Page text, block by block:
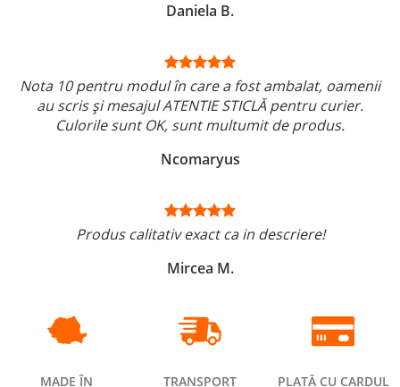
Daniela B.
Nota 10 pentru modul în care a fost ambalat, oamenii
au scris și mesajul ATENTIE STICLĂ pentru curier.
Culorile sunt OK, sunt multumit de produs.
Ncomaryus
Produs calitativ exact ca in descriere!
Mircea M.
MADE ÎN
TRANSPORT
PLATĂ CU CARDUL